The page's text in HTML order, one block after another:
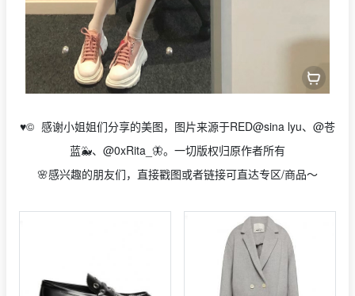
♥️©️ 感谢小姐姐们分享的美图，图片来源于RED@sina lyu、@苍
蓝🐳、@0xRita_🦋。一切版权归原作者所有
🌸感兴趣的朋友们，直接戳图或者链接可直达专区/商品～